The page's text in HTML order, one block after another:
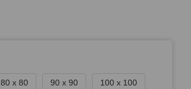
80 x 80 90 x 90 100 x 100